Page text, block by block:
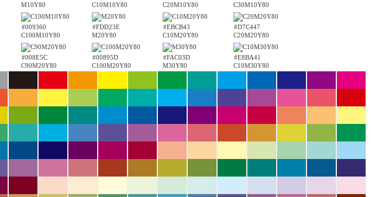
M10Y80
C10M10Y80
C20M10Y80
C30M10Y80
#009360
C100M10Y80
#FDD23E
M20Y80
#EBCB43
C10M20Y80
#D7C447
C20M20Y80
#008E5C
C90M20Y80
#00895D
C100M20Y80
#FAC03D
M30Y80
#E8BA41
C10M30Y80